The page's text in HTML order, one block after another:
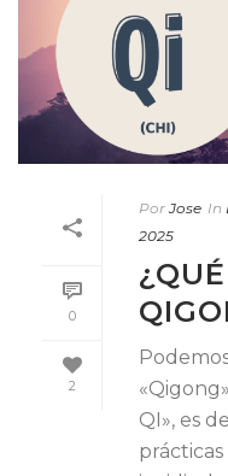
0
2
Por Jose In
2025
QI», es